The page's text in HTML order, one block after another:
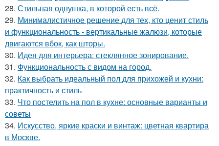
28. Стильная однушка, в которой есть всё.
29. Минималистичное решение для тех, кто ценит стиль
и функциональность - вертикальные жалюзи, которые
двигаются вбок, как шторы.
30. Идея для интерьера: стеклянное зонирование.
31. Функциональность с видом на город.
32. Как выбрать идеальный пол для прихожей и кухни:
практичность и стиль
33. Что постелить на пол в кухне: основные варианты и
советы
34. Искусство, яркие краски и винтаж: цветная квартира
в Москве.